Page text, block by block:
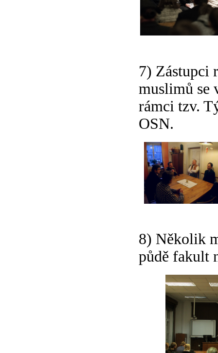
7) Zástupci
muslimů se
rámci tzv.
OSN.
8) Několik
půdě fakult